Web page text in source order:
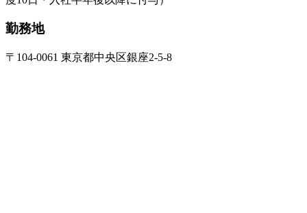
勤務地
〒104-0061 東京都中央区銀座2-5-8